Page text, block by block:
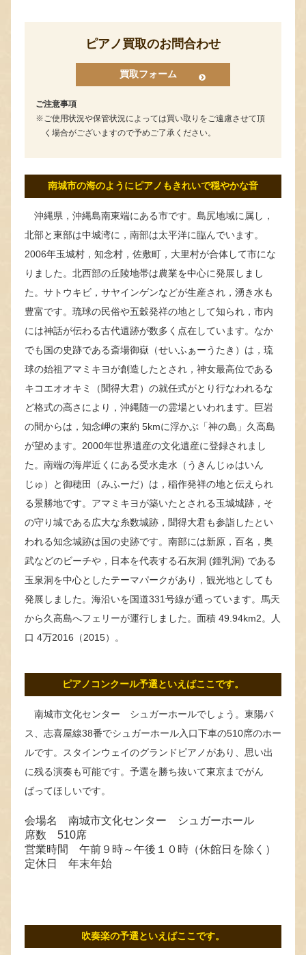
ピアノ買取のお問合わせ
買取フォーム
ご注意事項
ご使用状況や保管状況によっては買い取りをご遠慮させて頂
く場合がございますので予めご了承ください。
南城市の海のようにピアノもきれいで穏やかな音
沖縄県，沖縄島南東端にある市です。島尻地域に属し，
北部と東部は中城湾に，南部は太平洋に臨んでいます。
2006年玉城村，知念村，佐敷町，大里村が合体して市にな
りました。北西部の丘陵地帯は農業を中心に発展しまし
た。サトウキビ，サヤインゲンなどが生産され，湧き水も
豊富です。琉球の民俗や五穀発祥の地として知られ，市内
には神話が伝わる古代遺跡が数多く点在しています。なか
でも国の史跡である斎場御嶽（せいふぁーうたき）は，琉
球の始祖アマミキヨが創造したとされ，神女最高位である
キコエオオキミ（聞得大君）の就任式がとり行なわれるな
ど格式の高さにより，沖縄随一の霊場といわれます。巨岩
の間からは，知念岬の東約 5kmに浮かぶ「神の島」久高島
が望めます。2000年世界遺産の文化遺産に登録されまし
た。南端の海岸近くにある受水走水（うきんじゅはいん
じゅ）と御穂田（みふーだ）は，稲作発祥の地と伝えられ
る景勝地です。アマミキヨが築いたとされる玉城城跡，そ
の守り城である広大な糸数城跡，聞得大君も参詣したとい
われる知念城跡は国の史跡です。南部には新原，百名，奥
武などのビーチや，日本を代表する石灰洞 (鍾乳洞) である
玉泉洞を中心としたテーマパークがあり，観光地としても
発展しました。海沿いを国道331号線が通っています。馬天
から久高島へフェリーが運行しました。面積 49.94km2。人
口 4万2016（2015）。
ピアノコンクール予選といえばここです。
南城市文化センター シュガーホールでしょう。東陽バ
ス、志喜屋線38番でシュガーホール入口下車の510席のホー
ルです。スタインウェイのグランドピアノがあり、思い出
に残る演奏も可能です。予選を勝ち抜いて東京までがん
ばってほしいです。
会場名 南城市文化センター シュガーホール
席数 510席
営業時間 午前９時～午後１０時（休館日を除く）
定休日 年末年始
吹奏楽の予選といえばここです。